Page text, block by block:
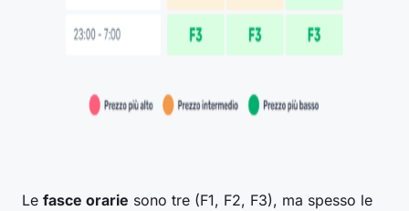
Le fasce orarie sono tre (F1, F2, F3), ma spesso le